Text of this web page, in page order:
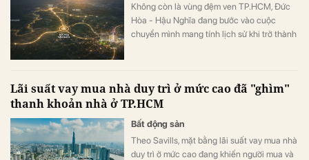
Không còn là vùng đệm ven TP.HCM, Đức
Hòa - Hậu Nghĩa đang bước vào cuộc
chuyển mình mang tính lịch sử khi trở thành
cách địa lý dần bị xóa nhòa, khu vực này
nhanh chóng “chuyển vai” thành cực tăng
Vinhomes Green City ở vị trí đón đầu làn
sóng dịch chuyển dân cư và dòng vốn.
Lãi suất vay mua nhà duy trì ở mức cao đã "ghìm"
thanh khoản nhà ở TP.HCM
Bất động sản
Theo Savills, mặt bằng lãi suất vay mua nhà
duy trì ở mức cao đang khiến người mua và